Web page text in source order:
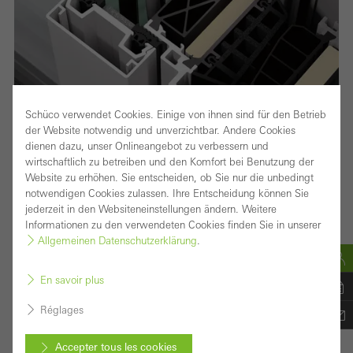
Façade montant/traverse haute performance avec
une largeur de profilés de 50 mm : la base pour de
nombreuses solutions
toiture avec une grande flexibilité et des options de
conception attrayantes, y compris l’optimisation des
Schüco verwendet Cookies. Einige von ihnen sind für den Betrieb
der Website notwendig und unverzichtbar. Andere Cookies
dienen dazu, unser Onlineangebot zu verbessern und
wirtschaftlich zu betreiben und den Komfort bei Benutzung der
Website zu erhöhen. Sie entscheiden, ob Sie nur die unbedingt
notwendigen Cookies zulassen. Ihre Entscheidung können Sie
jederzeit in den Websiteneinstellungen ändern. Weitere
Informationen zu den verwendeten Cookies finden Sie in unserer
Allgemeinen Datenschutzerklärung.
En savoir plus
Réglages
Accepter tous les cookies